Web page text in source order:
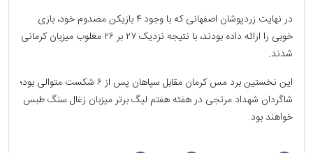
در نهایت زردپوشان اصفهانی که با وجود ۴ بازیکن مصدوم خود، بازی
خوبی را ارائه داده بودند، با نتیجه نزدیک ۲۷ بر ۲۶ مغلوب میزبان کرمانی
شدند.
این نخستین برد مس کرمان مقابل سپاهان پس از ۶ شکست متوالی بود؛
شاگردان شهداد مرتجی در هفته هفتم لیگ برتر میزبان زغال سنگ طبس
خواهند بود.